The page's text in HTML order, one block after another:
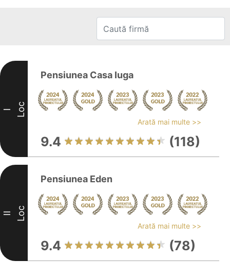
I Loc
Pensiunea Casa Iuga
Arată mai multe >>
9.4 (118)
II Loc
Pensiunea Eden
Arată mai multe >>
9.4 (78)